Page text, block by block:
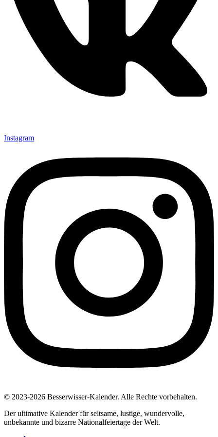
Instagram
© 2023-2026 Besserwisser-Kalender. Alle Rechte vorbehalten.
Der ultimative Kalender für seltsame, lustige, wundervolle,
unbekannte und bizarre Nationalfeiertage der Welt.